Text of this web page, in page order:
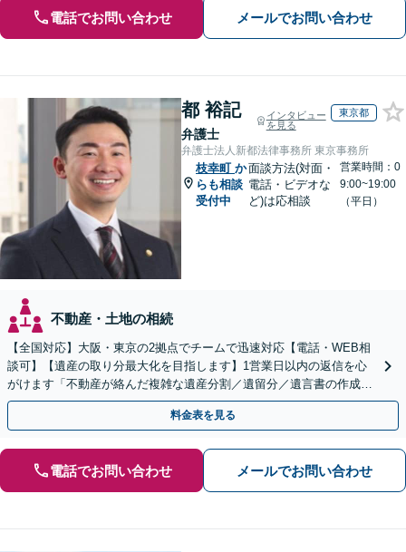
電話でお問い合わせ メールでお問い合わせ
都 裕記
弁護士
インタビュー
を見る
東京都
弁護士法人新都法律事務所 東京事務所
枝幸町 か
らも相談
受付中
面談方法(対面・
電話・ビデオな
ど)は応相談
営業時間：0
9:00~19:00
（平日）
不動産・土地の相続
【全国対応】大阪・東京の2拠点でチームで迅速対応【電話・WEB相
談可】【遺産の取り分最大化を目指します】1営業日以内の返信を心
がけます「不動産が絡んだ複雑な遺産分割／遺留分／遺言書の作成・
執行／事業承継など、お任せください」【休日相談あり】
料金表を見る
電話でお問い合わせ メールでお問い合わせ